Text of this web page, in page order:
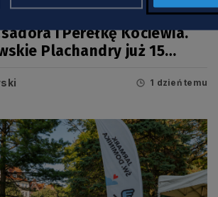
i Perełkę Kociewia.
Plachandry już 15
1 dzień temu